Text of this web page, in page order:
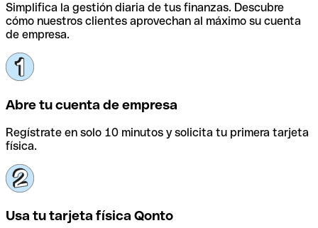
Simplifica la gestión diaria de tus finanzas. Descubre
cómo nuestros clientes aprovechan al máximo su cuenta
de empresa.
Abre tu cuenta de empresa
Regístrate en solo 10 minutos y solicita tu primera tarjeta
física.
Usa tu tarjeta física Qonto